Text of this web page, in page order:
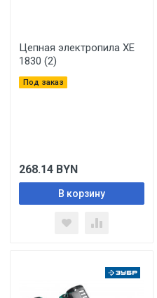
Цепная электропила XE
1830 (2)
Под заказ
268.14 BYN
В корзину